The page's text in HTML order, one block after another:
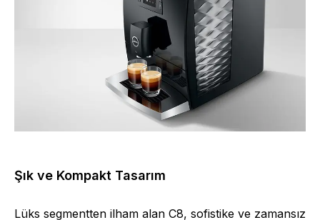
Şık ve Kompakt Tasarım
Lüks segmentten ilham alan C8, sofistike ve zamansız